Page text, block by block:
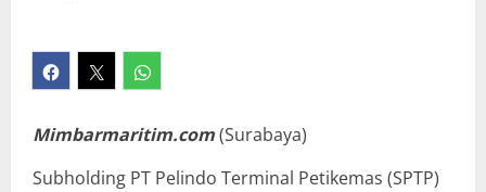
Mimbarmaritim.com(Surabaya)
Subholding PT Pelindo Terminal Petikemas (SPTP)